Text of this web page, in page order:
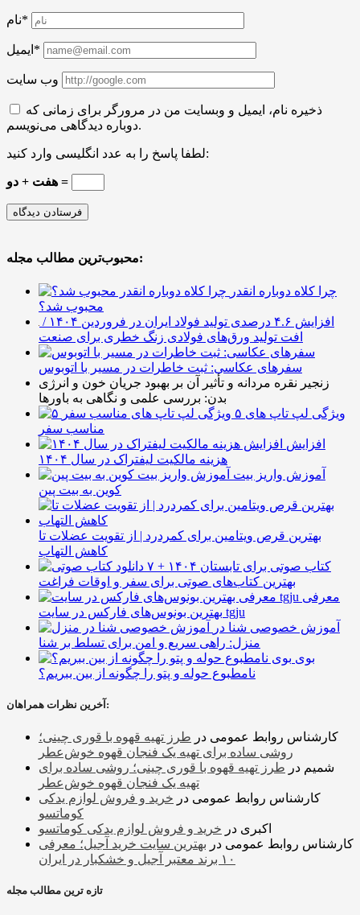
نام*
ایمیل*
وب سایت
ذخیره نام، ایمیل و وبسایت من در مرورگر برای زمانی که
دوباره دیدگاهی می‌نویسم.
لطفا پاسخ را به عدد انگلیسی وارد کنید:
هفت + دو =
محبوب‌ترین مطالب مجله:
چرا کلاه دوباره انقدر
محبوب شد؟
افزایش ۴.۶ درصدی تولید فولاد ایران در فروردین ۱۴۰۴ /
افت تولید ورق‌های فولادی زنگ خطری برای صنعت
سفرهای عکاسی: ثبت خاطرات در مسیر با اتوبوس
زنجیر نقره مردانه و تأثیر آن بر بهبود جریان خون و انرژی
بدن: بررسی علمی و نگاهی به باورها
۵ ویژگی لپ تاپ های
مناسب سفر
افزایش
هزینه مالکیت لیفتراک در سال ۱۴۰۴
آموزش واریز بیت
کوین به بیت پین
بهترین قرص ویتامین برای کمردرد | از تقویت عضلات تا
کاهش التهاب
۷ کتاب صوتی برای تابستان ۱۴۰۴ +
بهترین کتاب‌های صوتی برای سفر و اوقات فراغت
معرفی
بهترین بونوس‌های فارکس در سایت tgju
آموزش خصوصی شنا در
منزل: راهی سریع و امن برای تسلط بر شنا
بوی
نامطبوع حوله و پتو را چگونه از بین ببریم؟
آخرین نظرات همراهان:
کارشناس روابط عمومی در طرز تهیه قهوه با قوری چینی؛
روشی ساده برای تهیه یک فنجان قهوه خوش‌عطر
شمیم در طرز تهیه قهوه با قوری چینی؛ روشی ساده برای
تهیه یک فنجان قهوه خوش‌عطر
کارشناس روابط عمومی در خرید و فروش لوازم یدکی
کوماتسو
اکبری در خرید و فروش لوازم یدکی کوماتسو
کارشناس روابط عمومی در بهترین سایت خرید آجیل؛ معرفی
۱۰ برند معتبر آجیل و خشکبار در ایران
تازه ترین مطالب مجله